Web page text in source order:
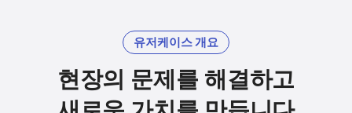
유저케이스 개요
현장의 문제를 해결하고